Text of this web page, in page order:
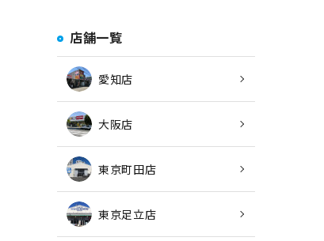
店舗一覧
愛知店
大阪店
東京町田店
東京足立店